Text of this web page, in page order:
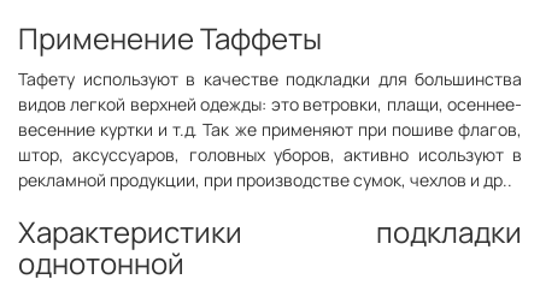
Применение Таффеты
Тафету используют в качестве подкладки для большинства
видов легкой верхней одежды: это ветровки, плащи, осеннее-
весенние куртки и т.д. Так же применяют при пошиве флагов,
штор, аксуссуаров, головных уборов, активно исользуют в
рекламной продукции, при производстве сумок, чехлов и др..
Характеристики подкладки
однотонной